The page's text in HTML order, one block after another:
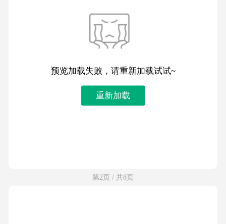
预览加载失败，请重新加载试试~
重新加载
第2页 / 共8页